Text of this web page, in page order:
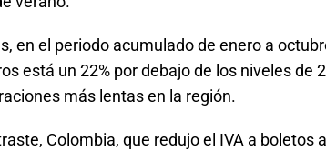
en el periodo acumulado de enero a
está un 22% por debajo de los niveles de
más lentas en la región.
Colombia, que redujo el IVA a boletos